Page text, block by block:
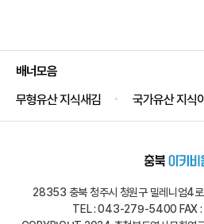
배너모음
무형유산 지식새김
국가유산 지식
28353 충북 청주시 청원구 밀레니엄4
TEL : 043-279-5400